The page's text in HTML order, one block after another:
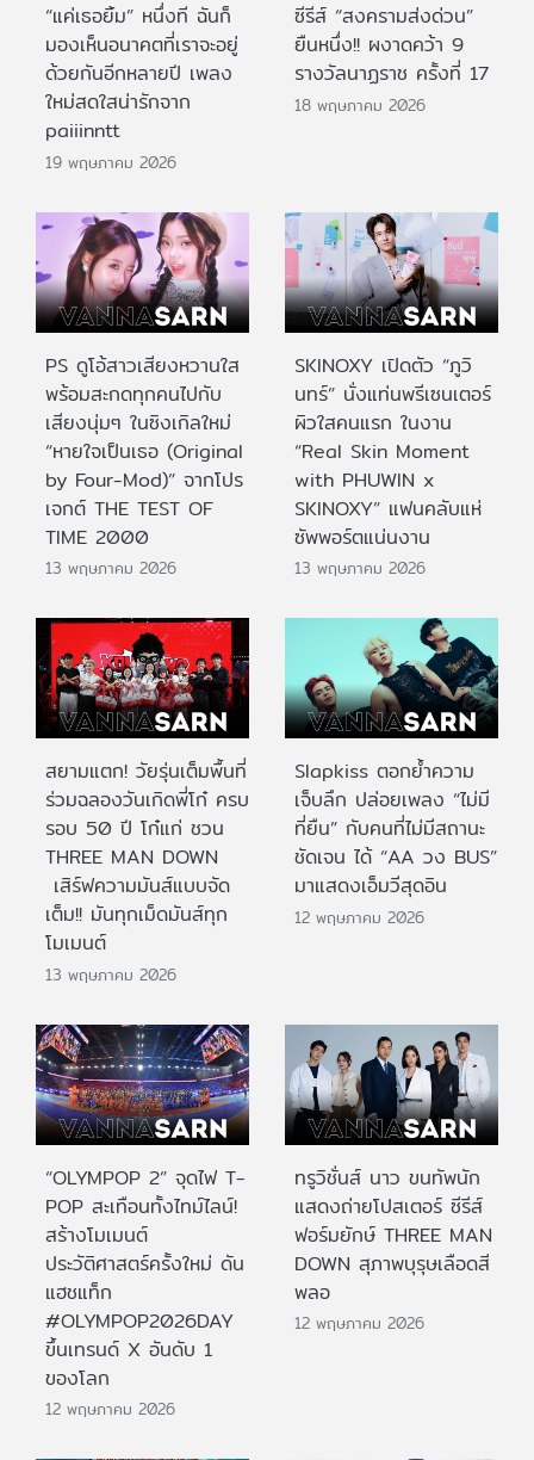
“แค่เธอยิ้ม” หนึ่งที ฉันก็
มองเห็นอนาคตที่เราจะอยู่
ด้วยกันอีกหลายปี เพลง
ใหม่สดใสน่ารักจาก
paiiinntt
19 พฤษภาคม 2026
ซีรีส์ “สงครามส่งด่วน”
ยืนหนึ่ง!! ผงาดคว้า 9
รางวัลนาฏราช ครั้งที่ 17
18 พฤษภาคม 2026
PS ดูโอ้สาวเสียงหวานใส
พร้อมสะกดทุกคนไปกับ
เสียงนุ่มๆ ในซิงเกิลใหม่
“หายใจเป็นเธอ (Original
by Four-Mod)” จากโปร
เจกต์ THE TEST OF
TIME 2000
13 พฤษภาคม 2026
SKINOXY เปิดตัว “ภูวิ
นทร์” นั่งแท่นพรีเซนเตอร์
ผิวใสคนแรก ในงาน
“Real Skin Moment
with PHUWIN x
SKINOXY” แฟนคลับแห่
ซัพพอร์ตแน่นงาน
13 พฤษภาคม 2026
สยามแตก! วัยรุ่นเต็มพื้นที่
ร่วมฉลองวันเกิดพี่โก๋ ครบ
รอบ 50 ปี โก๋แก่ ชวน
THREE MAN DOWN
เสิร์ฟความมันส์แบบจัด
เต็ม!! มันทุกเม็ดมันส์ทุก
โมเมนต์
13 พฤษภาคม 2026
Slapkiss ตอกย้ำความ
เจ็บลึก ปล่อยเพลง “ไม่มี
ที่ยืน” กับคนที่ไม่มีสถานะ
ชัดเจน ได้ “AA วง BUS”
มาแสดงเอ็มวีสุดอิน
12 พฤษภาคม 2026
“OLYMPOP 2” จุดไฟ T-
POP สะเทือนทั้งไทม์ไลน์!
สร้างโมเมนต์
ประวัติศาสตร์ครั้งใหม่ ดัน
แฮชแท็ก
#OLYMPOP2026DAY
ขึ้นเทรนด์ X อันดับ 1
ของโลก
12 พฤษภาคม 2026
ทรูวิชั่นส์ นาว ขนทัพนัก
แสดงถ่ายโปสเตอร์ ซีรีส์
ฟอร์มยักษ์ THREE MAN
DOWN สุภาพบุรุษเลือดสี
พลอ
12 พฤษภาคม 2026